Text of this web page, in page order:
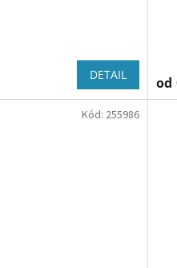
DETAIL od
Kód: 255986